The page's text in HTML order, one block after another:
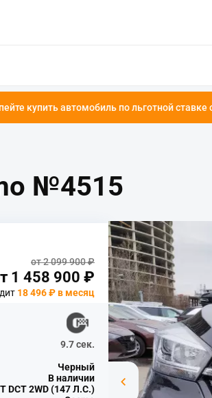
по льготной ставке от 4.9%!
№4515
от 2 099 900 ₽
1 458 900 ₽
18 496 ₽ в месяц
9.7 сек.
Черный
В наличии
DCT 2WD (147 Л.С.)